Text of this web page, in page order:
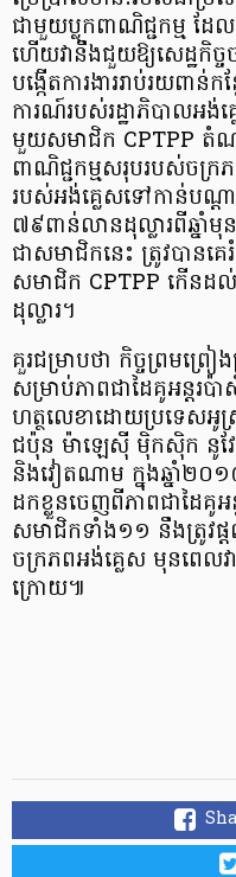
ជាមួយប្លុកពាណិជ្ជកម្ម ដែ
ហើយវានឹងជួយឱ្យសេដ្ឋកិច្
បង្កើតការងាររាប់រយពា
ការណ៍របស់រដ្ឋាភិបាលអង់គ្ល
មួយសមាជិក CPTPP តំណ
ពាណិជ្ជកម្មសរុបរបស់ចក្រ
របស់អង់គ្លេសទៅកាន់បណ្ត
៧៩ពាន់លានដុល្លារពីឆ្នាំ
ជាសមាជិកនេះ ត្រូវបានគ
សមាជិក CPTPP កើន
ដុល្លារ។
គួរជមា្របថា កិច្ចព្រមព្រ
សម្រាប់ភាពជាដៃគូអន្តរប៉
ហត្ថលេខាដោយប្រទេស
ជប៉ុន ម៉ាឡេស៊ី ម៉ិកស៊ិក នូវ
និងវៀតណាម ក្នុងឆ្នាំ២០១
ដកខ្លួនចេញពីភាពជាដៃគូ
សមាជិកទាំង១១ នឹងត្រូវ
ចក្រភពអង់គ្លេស មុនពេលវ
ក្រោយ៕